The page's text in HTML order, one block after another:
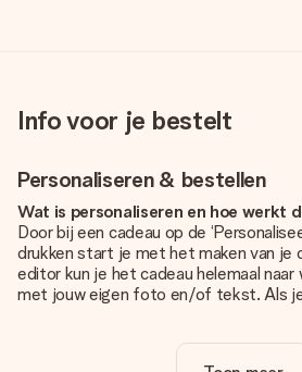
Info voor je bestelt
Personaliseren & bestellen
Wat is personaliseren en hoe werkt
Door bij een cadeau op de
drukken start je met het maken van je
editor kun je het cadeau helemaal naar
met jouw eigen foto en/of tekst. Als